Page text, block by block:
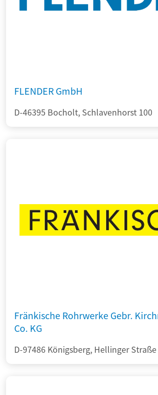
FLENDER GmbH
D-46395 Bocholt, Schlavenhorst 100
Fränkische Rohrwerke Gebr.
Co. KG
D-97486 Königsberg, Hellinger Straße